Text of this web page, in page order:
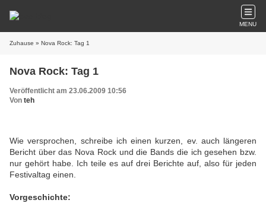
MENU
Zuhause » Nova Rock: Tag 1
Nova Rock: Tag 1
Veröffentlicht am 23.06.2009 10:56
Von teh
Wie versprochen, schreibe ich einen kurzen, ev. auch längeren
Bericht über das Nova Rock und die Bands die ich gesehen bzw.
nur gehört habe. Ich teile es auf drei Berichte auf, also für jeden
Festivaltag einen.
Vorgeschichte: